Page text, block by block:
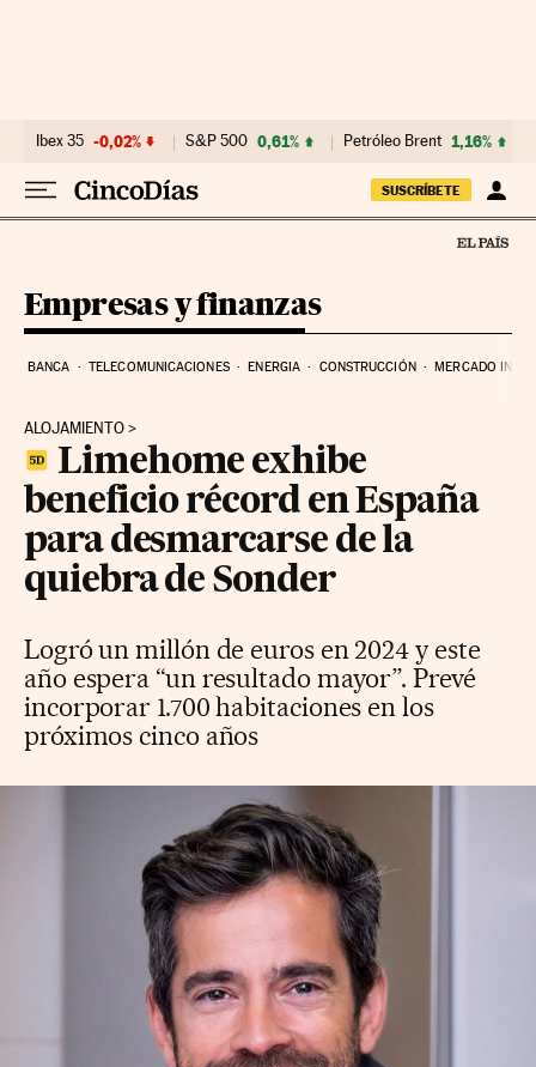
Ibex 35 -0,02% S&P 500 0,61% Petróleo Brent 1,16%
SUSCRÍBETE
Empresas y finanzas
BANCA TELECOMUNICACIONES ENERGIA CONSTRUCCIÓN MERCADO
ALOJAMIENTO
Limehome exhibe
beneficio récord en España
para desmarcarse de la
quiebra de Sonder
Logró un millón de euros en 2024 y este
año espera “un resultado mayor”. Prevé
incorporar 1.700 habitaciones en los
próximos cinco años